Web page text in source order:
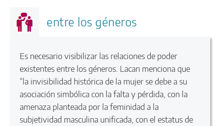
entre los géneros
Es necesario visibilizar las relaciones de poder
existentes entre los géneros. Lacan menciona que
“la invisibilidad histórica de la mujer se debe a su
asociación simbólica con la falta y pérdida, con la
amenaza planteada por la feminidad a la
subjetividad masculina unificada, con el estatus de